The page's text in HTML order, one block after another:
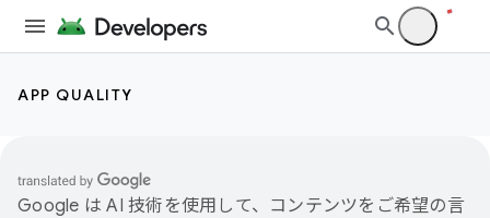
APP QUALITY
Google は AI 技術を使用して、コンテンツをご希望の言